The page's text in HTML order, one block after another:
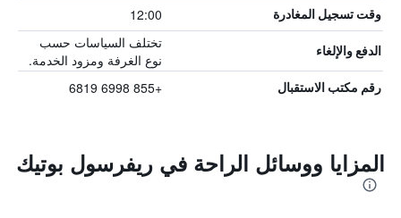
وقت تسجيل المغادرة 12:00
الدفع والإلغاء
تختلف السياسات حسب
نوع الغرفة ومزود الخدمة.
رقم مكتب الاستقبال +855 6998 6819
المزايا ووسائل الراحة في ريفرسول بوتيك